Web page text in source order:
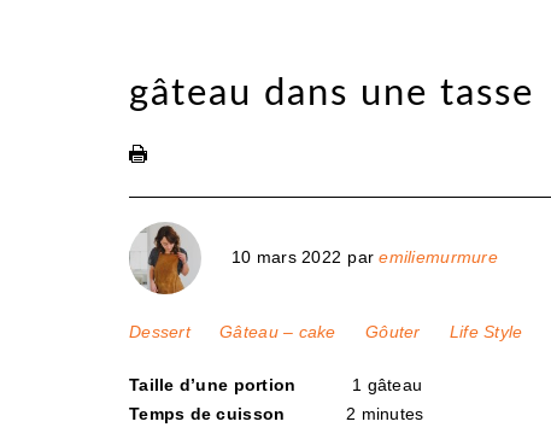
gâteau dans une tasse
10 mars 2022 paremiliemurmure
Dessert Gâteau – cake Gôuter Life Style
Taille d’une portion 1 gâteau
Temps de cuisson
2 minutes